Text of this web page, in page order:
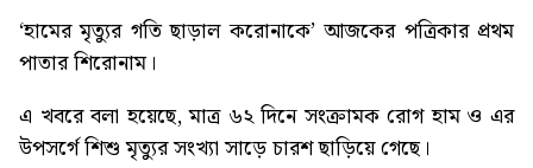
‘হামের মৃত্যুর গতি ছাড়াল করোনাকে’আজকের পত্রিকার প্রথম
পাতার শিরোনাম।
এ খবরে বলা হয়েছে, মাত্র ৬২ দিনে সংক্রামক রোগ হাম ও এর
উপসর্গে শিশু মৃত্যুর সংখ্যা সাড়ে চারশ ছাড়িয়ে গেছে।